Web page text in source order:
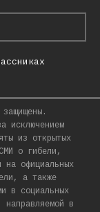
исключением
из открытых
о гибели,
на официальных
а также
в социальных
в